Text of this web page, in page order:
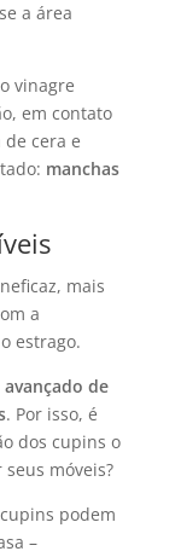
a área
vinagre
em contato
cera e
manchas
mais
a
estrago.
de
. Por isso, é
dos cupins o
móveis?
podem
–